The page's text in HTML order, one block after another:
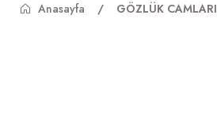
Anasayfa GÖZLÜK CAMLARI